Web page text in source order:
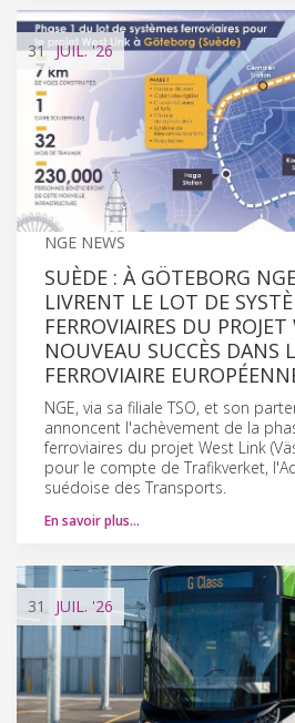
31 JUIL.'26
NGE NEWS
SUÈDE : À GÖTEBORG
LIVRENT LE LOT DE
FERROVIAIRES DU
NOUVEAU SUCCÈS DANS
FERROVIAIRE
NGE, via sa filiale TSO, et son
annoncent l'achèvement de la
ferroviaires du projet West Link
pour le compte de Trafikverket,
suédoise des Transports.
En savoir plus…
31 JUIL. '26